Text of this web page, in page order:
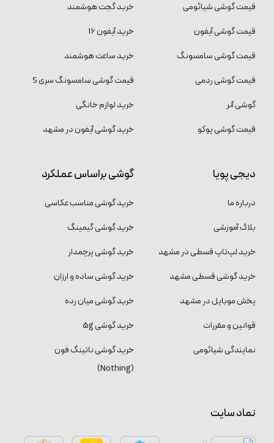
قیمت گوشی شیائومی
قیمت گوشی آیفون
قیمت گوشی سامسونگ
قیمت گوشی ردمی
گوشی آنر
قیمت گوشی پوکو
خرید گجت هوشمند
خرید آیفون 16
خرید ساعت هوشمند
قیمت گوشی سامسونگ سری S
خرید لوازم خانگی
خرید گوشی آیفون در مشهد
دیجی پویا
درباره ما
بلاگ آموزشی
خرید لپ‌تاپ قسطی در مشهد
خرید گوشی قسطی مشهد
پخش موبایل در مشهد
قوانین و مقررات
نمایندگی شیائومی
گوشی براساس عملکرد
خرید گوشی مناسب عکاسی
خرید گوشی گیمینگ
خرید گوشی پرچمدار
خرید گوشی ساده و ارزان
خرید گوشی میان رده
خرید گوشی 5g
خرید گوشی ناتینگ فون
(Nothing)
نماد سایت